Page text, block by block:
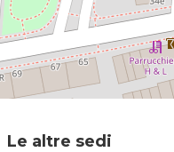
Le altre sedi